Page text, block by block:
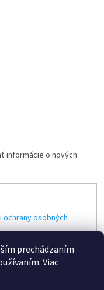
prechádzaním
Viac
informácie o nových
ochrany osobných